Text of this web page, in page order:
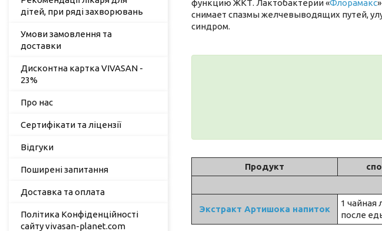
функцию ЖКТ. Лактобактерии «Флорамакс
снимает спазмы желчевыводящих путей,
синдром.
Продукт
Экстракт Артишока напиток
1 чайная
после
дітей, при ряді захворювань
Умови замовлення та
доставки
Дисконтна картка VIVASAN -
23%
Про нас
Сертифікати та ліцензії
Відгуки
Поширені запитання
Доставка та оплата
Політика Конфіденційності
сайту vivasan-planet.com